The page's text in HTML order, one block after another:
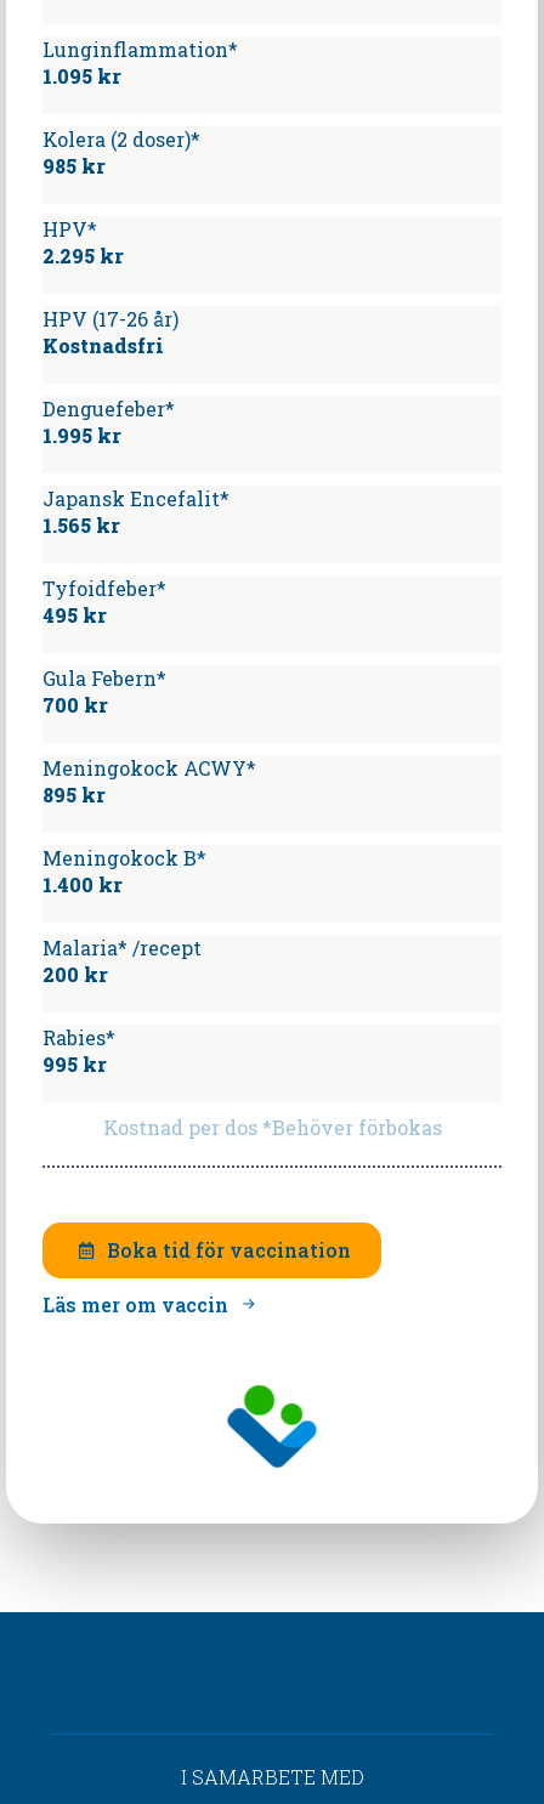
Lunginflammation*
1.095 kr
Kolera (2 doser)*
985 kr
HPV*
2.295 kr
HPV (17-26 år)
Kostnadsfri
Denguefeber*
1.995 kr
Japansk Encefalit*
1.565 kr
Tyfoidfeber*
495 kr
Gula Febern*
700 kr
Meningokock ACWY*
895 kr
Meningokock B*
1.400 kr
Malaria* /recept
200 kr
Rabies*
995 kr
Kostnad per dos *Behöver förbokas
Boka tid för vaccination
Läs mer om vaccin
I SAMARBETE MED